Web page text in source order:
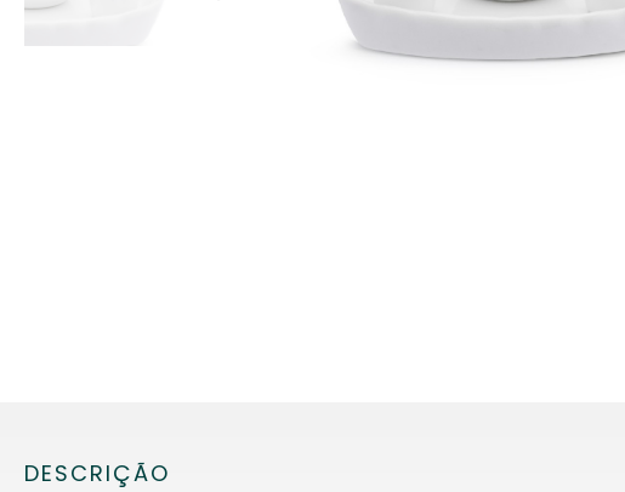
DESCRIÇÃO